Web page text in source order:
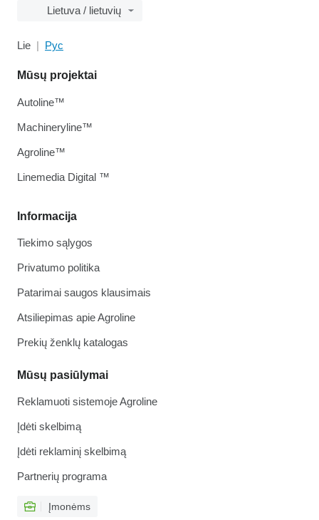
Lietuva / lietuvių
Lie Рус
Informacija
Tiekimo sąlygos
Privatumo politika
Patarimai saugos klausimais
Atsiliepimas apie Agroline
Prekių ženklų katalogas
Mūsų pasiūlymai
Reklamuoti sistemoje Agroline
Įdėti skelbimą
Įdėti reklaminį skelbimą
Partnerių programa
Įmonėms
Mūsų projektai
Autoline™
Machineryline™
Agroline™
Linemedia Digital ™